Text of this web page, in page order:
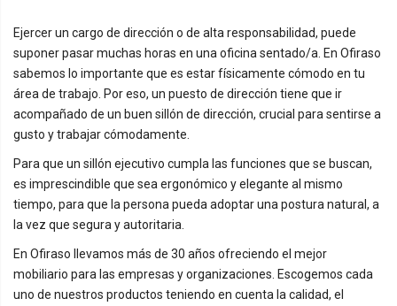
Ejercer un cargo de dirección o de alta responsabilidad, puede
suponer pasar muchas horas en una oficina sentado/a. En Ofiraso
sabemos lo importante que es estar físicamente cómodo en tu
área de trabajo. Por eso, un puesto de dirección tiene que ir
acompañado de un buen sillón de dirección, crucial para sentirse a
gusto y trabajar cómodamente.
Para que un sillón ejecutivo cumpla las funciones que se buscan,
es imprescindible que sea ergonómico y elegante al mismo
tiempo, para que la persona pueda adoptar una postura natural, a
la vez que segura y autoritaria.
En Ofiraso llevamos más de 30 años ofreciendo el mejor
mobiliario para las empresas y organizaciones. Escogemos cada
uno de nuestros productos teniendo en cuenta la calidad, el